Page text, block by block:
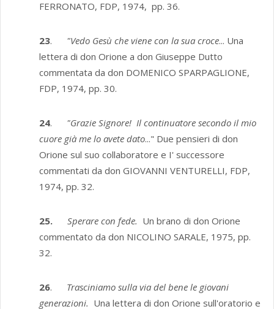
FERRONATO, FDP, 1974, pp. 36.
23. "Vedo Gesù che viene con la sua croce... Una
lettera di don Orione a don Giuseppe Dutto
commentata da don DOMENICO SPARPAGLIONE,
FDP, 1974, pp. 30.
24. "Grazie Signore! Il continuatore secondo il mio
cuore già me lo avete dato..." Due pensieri di don
Orione sul suo collaboratore e I' successo­re
commentati da don GIOVANNI VENTURELLI, FDP,
1974, pp. 32.
25. Sperare con fede. Un brano di don Orione
commentato da don NICOLINO SARALE, 1975, pp.
32.
26. Trasciniamo sulla via del bene le giovani
generazioni. Una lettera di don Orione sull'oratorio e